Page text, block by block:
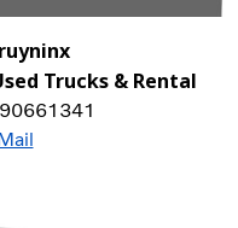
Trucks & Rental